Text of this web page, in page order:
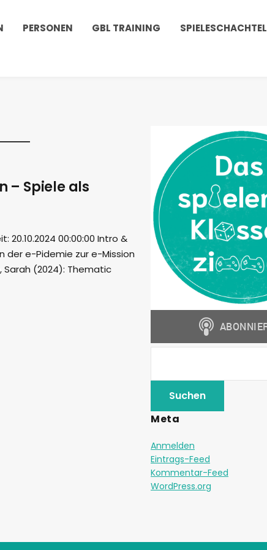
PERSONEN GBL TRAINING SPIELESCHACHTEL
– Spiele als
20.10.2024 00:00:00 Intro &
der e-Pidemie zur e-Mission
(2024): Thematic
Meta
Anmelden
Eintrags-Feed
Kommentar-Feed
WordPress.org